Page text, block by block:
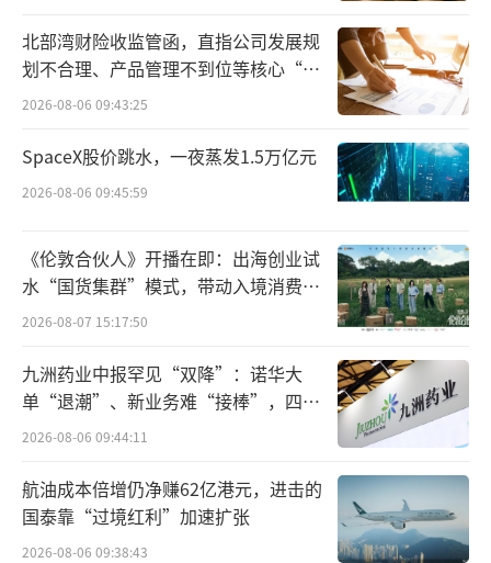
体检中心是癌症预防的第一道防线，美年
健康作为国内预防医学领军企业，拥有近3亿人
次的医疗级体检数据积累、覆盖全国的近600家
合作实现了顶尖医疗科研成果与基层健康筛查
网络的深度对接，让胰腺癌早筛技术真正下沉
针对合作推进规划，金钢主任强调，双方
将严格按照国家科技重大专项的考核指标与预
期成果推进工作，依托美年健康全国体检网络
开展大规模体检机会性筛查。同时，将把胰腺
癌早筛AI影像筛查系统、高危人群风险评估体
系、绿色转诊通道全面植入美年健康全国体检
中心，形成适配我国国情、可在全国推广的胰
腺癌早筛早诊标准化体系。
北部湾财险收监管函，直指公司发展规
划不合理、产品管理不到位等核心“痛
点”
2026-08-06 09:43:25
SpaceX股价跳水，一夜蒸发1.5万亿元
2026-08-06 09:45:59
《伦敦合伙人》开播在即：出海创业试
水“国货集群”模式，带动入境消费反
向种草
2026-08-07 15:17:50
九洲药业中报罕见“双降”：诺华大
单“退潮”、新业务难“接棒”，四大
难关待闯
2026-08-06 09:44:11
航油成本倍增仍净赚62亿港元，进击的
国泰靠“过境红利”加速扩张
2026-08-06 09:38:43